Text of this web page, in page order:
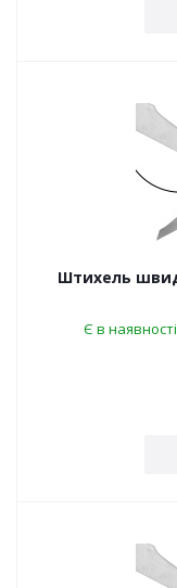
Штихель
Є в